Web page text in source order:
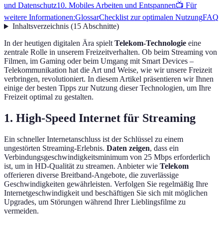
und Datenschutz10. Mobiles Arbeiten und Entspannen📺 Für
weitere Informationen:GlossarChecklist zur optimalen NutzungFAQ
Inhaltsverzeichnis(15Abschnitte)
In der heutigen digitalen Ära spieltTelekom-Technologie eine
zentrale Rolle in unserem Freizeitverhalten. Ob beim Streaming von
Filmen, im Gaming oder beim Umgang mit Smart Devices –
Telekommunikation hat die Art und Weise, wie wir unsere Freizeit
verbringen, revolutioniert. In diesem Artikel präsentieren wir Ihnen
einige der besten Tipps zur Nutzung dieser Technologien, um Ihre
Freizeit optimal zu gestalten.
1. High-Speed Internet für Streaming
Ein schneller Internetanschluss ist der Schlüssel zu einem
ungestörten Streaming-Erlebnis. Daten zeigen, dass ein
Verbindungsgeschwindigkeitsminimum von 25 Mbps erforderlich
ist, um in HD-Qualität zu streamen. Anbieter wie Telekom
offerieren diverse Breitband-Angebote, die zuverlässige
Geschwindigkeiten gewährleisten. Verfolgen Sie regelmäßig Ihre
Internetgeschwindigkeit und beschäftigen Sie sich mit möglichen
Upgrades, um Störungen während Ihrer Lieblingsfilme zu
vermeiden.